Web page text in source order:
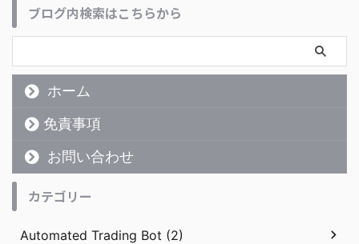
ブログ内検索はこちらから
ホーム
免責事項
お問い合わせ
カテゴリー
Automated Trading Bot (2)